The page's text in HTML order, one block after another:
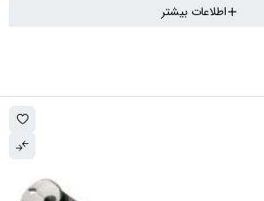
اطلاعات بیشتر